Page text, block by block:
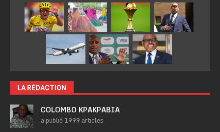
LA RÉDACTION
COLOMBO KPAKPABIA
a publié 1999 articles